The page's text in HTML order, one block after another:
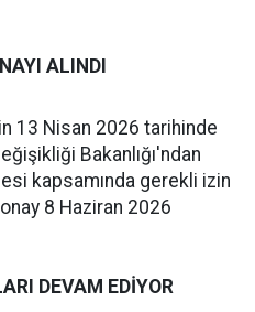
ALINDI
13 Nisan 2026 tarihinde
Bakanlığı'ndan
kapsamında gerekli izin
8 Haziran 2026
DEVAM EDİYOR